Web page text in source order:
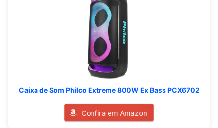
Caixa de Som Philco Extreme 800W Ex Bass PCX6702
Confira em Amazon